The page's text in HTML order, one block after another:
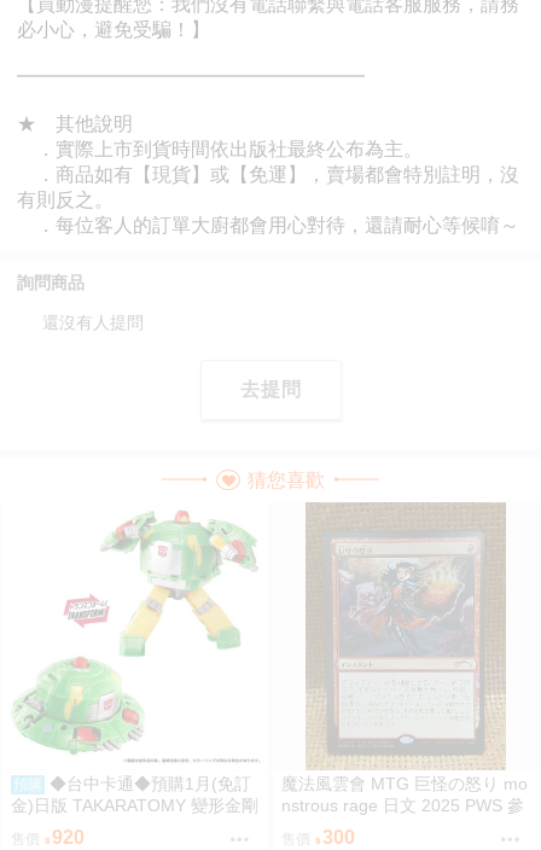
詢問商品
還沒有人提問
去提問
猜您喜歡
預購
◆台中卡通◆預購1月(免訂
金)日版 TAKARATOMY 變形金剛
NL-06 地球火種 宇宙飛碟 Cosm
售價 920
魔法風雲會 MTG 巨怪の怒り mo
nstrous rage 日文 2025 PWS 參
加賞 Promo
售價 300